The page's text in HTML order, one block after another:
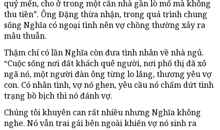
quý mến, cho ở trong một căn nhà gần lò mổ mà không
thu tiền”. Ông Đặng thừa nhận, trong quá trình chung
sống Nghĩa có ngoại tình nên vợ chồng thường xảy ra
mâu thuẫn.
Thậm chí có lần Nghĩa còn đưa tình nhân về nhà ngủ.
“Cuộc sống nơi đất khách quê người, nơi phố thị đã xô
ngã nó, một người đàn ông từng lo lắng, thương yêu vợ
con. Có nhân tình, vợ nó ghen, yêu cầu nó chấm dứt tình
trạng bồ bịch thì nó đánh vợ.
Chúng tôi khuyên can rất nhiều nhưng Nghĩa không
nghe. Nó vẫn trai gái bên ngoài khiến vợ nó sinh ra